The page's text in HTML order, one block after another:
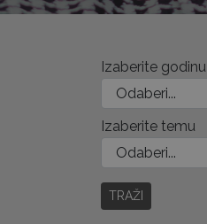
Izaberite godinu
Izaberite temu
TRAŽI